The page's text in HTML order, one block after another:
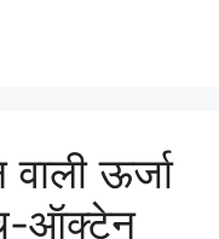
ऊर्जा
ऑक्टेन